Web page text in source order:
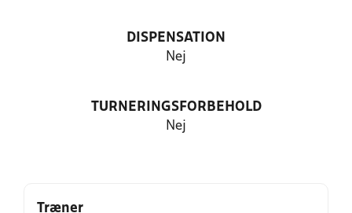
DISPENSATION
Nej
TURNERINGSFORBEHOLD
Nej
Træner